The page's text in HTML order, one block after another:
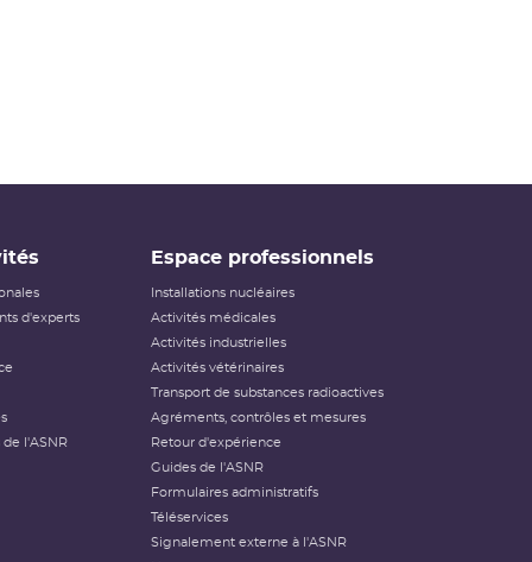
d'experts
l'ASNR
Espace professionnels
Installations nucléaires
Activités médicales
Activités industrielles
Activités vétérinaires
Transport de substances radioactives
Agréments, contrôles et mesures
Retour d'expérience
Guides de l'ASNR
Formulaires administratifs
Téléservices
Signalement externe à l'ASNR